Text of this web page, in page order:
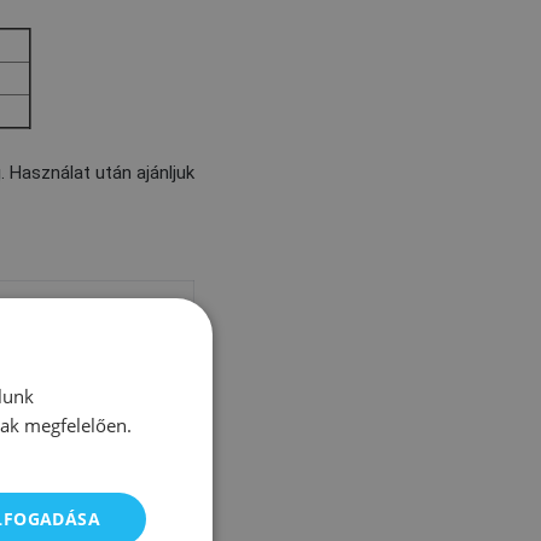
Használat után ajánljuk
megfelelően.